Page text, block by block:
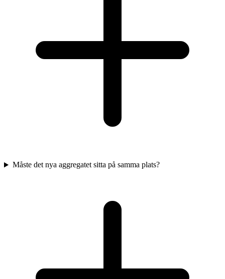
Måste det nya aggregatet sitta på samma plats?